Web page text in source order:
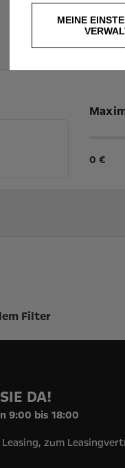
0 €
Filter
DA!
9:00 bis 18:00
Leasing, zum
MEINE EINSTELLUNGEN